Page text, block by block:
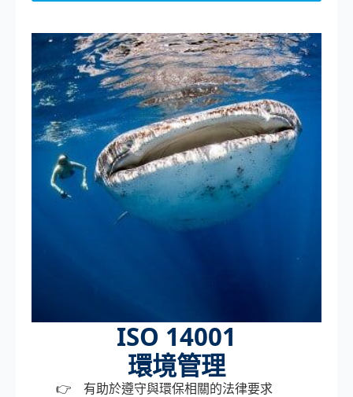
ISO 14001
環境管理
有助於遵守與環保相關的法律要求